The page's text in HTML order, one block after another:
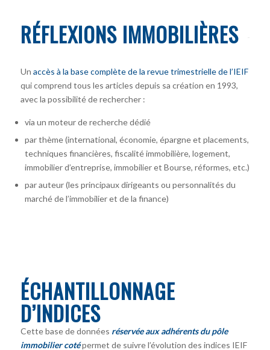
RÉFLEXIONS IMMOBILIÈRES
Un accès à la base complète de la revue trimestrielle de l’IEIF
qui comprend tous les articles depuis sa création en 1993,
avec la possibilité de rechercher :
via un moteur de recherche dédié
par thème (international, économie, épargne et placements,
techniques financières, fiscalité immobilière, logement,
immobilier d’entreprise, immobilier et Bourse, réformes, etc.)
par auteur (les principaux dirigeants ou personnalités du
marché de l’immobilier et de la finance)
ÉCHANTILLONNAGE
D’INDICES
Cette base de données réservée aux adhérents du pôle
immobilier coté permet de suivre l’évolution des indices IEIF